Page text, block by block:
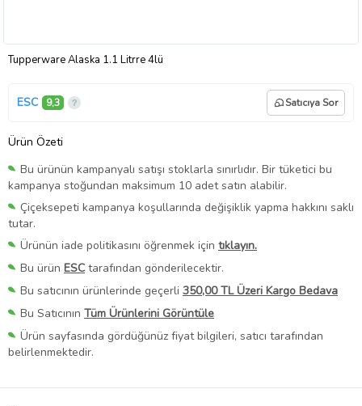
Tupperware Alaska 1.1 Litrre 4lü
ESC 9,3 Satıcıya Sor
Ürün Özeti
Bu ürünün kampanyalı satışı stoklarla sınırlıdır. Bir tüketici bu
kampanya stoğundan maksimum 10 adet satın alabilir.
Çiçeksepeti kampanya koşullarında değişiklik yapma hakkını saklı
tutar.
Ürünün iade politikasını öğrenmek için tıklayın.
Bu ürün ESCtarafından gönderilecektir.
Bu satıcının ürünlerinde geçerli 350,00 TL Üzeri Kargo Bedava
Bu Satıcının Tüm Ürünlerini Görüntüle
Ürün sayfasında gördüğünüz fiyat bilgileri, satıcı tarafından
belirlenmektedir.